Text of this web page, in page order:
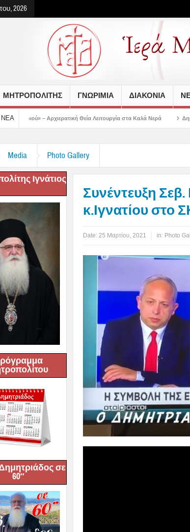
2026
ΜΗΤΡΟΠΟΛΙΤΗΣ ΓΝΩΡΙΜΙΑ ΔΙΑΚΟΝΙΑ
ΝΕΑ Θεία Λειτουργία στα Καλά Νερά Δημητριάδος Ιγνάτιος:
Media Photo Gallery
Ιγνάτιος
σε
60″
Συνέντευξη
κ.Ιγνατίου στο
Date: 25 Μαρτίου, 2021 in: Photo